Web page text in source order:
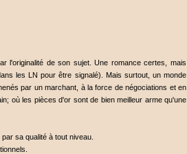
l'originalité de son sujet. Une romance certes, mais
les LN pour être signalé). Mais surtout, un monde
par un marchant, à la force de négociations et en
où les pièces d'or sont de bien meilleur arme qu'une
sa qualité à tout niveau.